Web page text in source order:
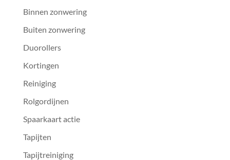
Binnen zonwering
Buiten zonwering
Duorollers
Kortingen
Reiniging
Rolgordijnen
Spaarkaart actie
Tapijten
Tapijtreiniging